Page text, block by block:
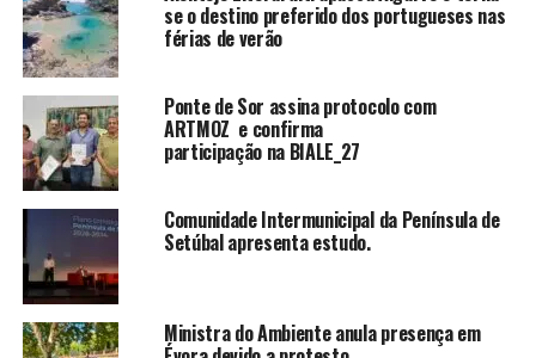
se o destino preferido dos portugueses nas
férias de verão
Ponte de Sor assina protocolo com
ARTMOZ e confirma
participação na BIALE_27
Comunidade Intermunicipal da Península de
Setúbal apresenta estudo.
Ministra do Ambiente anula presença em